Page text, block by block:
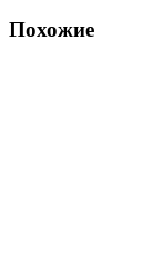
Похожие